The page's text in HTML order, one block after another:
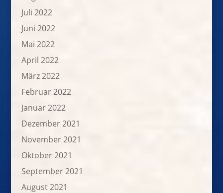
Juli 2022
Juni 2022
Mai 2022
April 2022
März 2022
Februar 2022
Januar 2022
Dezember 2021
November 2021
Oktober 2021
September 2021
August 2021